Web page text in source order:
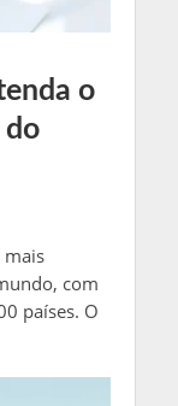
o
do
mais
com
países. O